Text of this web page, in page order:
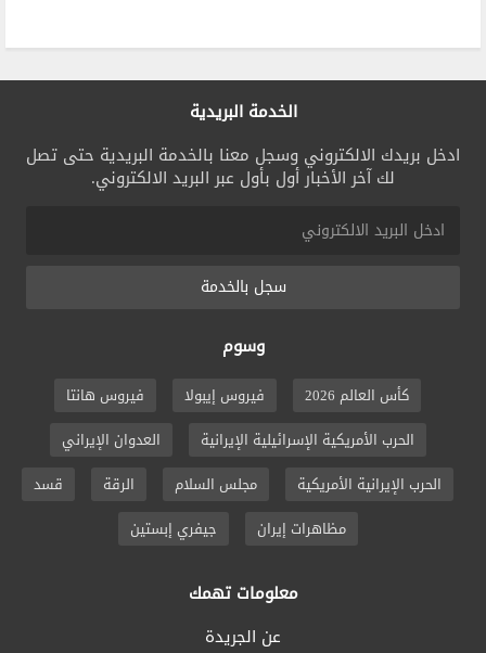
الخدمة البريدية
ادخل بريدك الالكتروني وسجل معنا بالخدمة البريدية حتى تصل
لك آخر الأخبار أول بأول عبر البريد الالكتروني.
سجل بالخدمة
وسوم
كأس العالم 2026 فيروس إيبولا
فيروس هانتا
الحرب الأمريكية الإسرائيلية الإيرانية
العدوان الإيراني
الحرب الإيرانية الأمريكية
مجلس السلام الرقة
قسد
مظاهرات إيران
جيفري إبستين
معلومات تهمك
عن الجريدة